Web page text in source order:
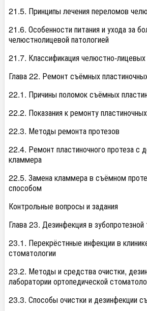
21.5. Принципы лечения переломов
21.6. Особенности питания и ухода за
челюстнолицевой патологией
21.7. Классификация челюстно-лицевых
Глава 22. Ремонт съёмных
22.1. Причины поломок съёмных
22.2. Показания к ремонту
22.3. Методы ремонта протезов
22.4. Ремонт пластиночного протеза с
кламмера
22.5. Замена кламмера в съёмном
способом
Контрольные вопросы и задания
Глава 23. Дезинфекция в зубопротезной
23.1. Перекрёстнные инфекции в
стоматологии
23.2. Методы и средства очистки,
лаборатории ортопедической
23.3. Способы очистки и дезинфекции